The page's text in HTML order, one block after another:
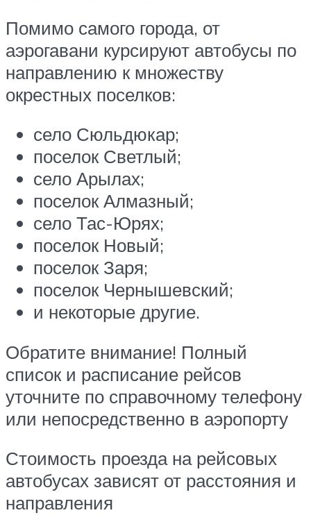
Помимо самого города, от
аэрогавани курсируют автобусы по
направлению к множеству
окрестных поселков:
село Сюльдюкар;
поселок Светлый;
село Арылах;
поселок Алмазный;
село Тас-Юрях;
поселок Новый;
поселок Заря;
поселок Чернышевский;
и некоторые другие.
Обратите внимание! Полный
список и расписание рейсов
уточните по справочному телефону
или непосредственно в аэропорту
Стоимость проезда на рейсовых
автобусах зависят от расстояния и
направления